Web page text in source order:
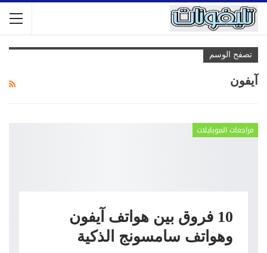
تصفح الوسم
آيفون
مراجعات الموبايلات
10 فروق بين هواتف آيفون
وهواتف سامسونج الذكية